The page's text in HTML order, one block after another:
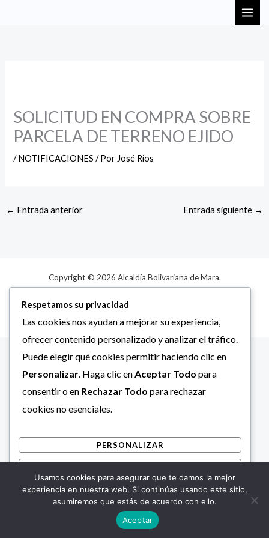
SOLICITUD EN COMPRA SOBRE
PARCELA DE TERRENO EJIDO
/NOTIFICACIONES / Por José Rios
← Entrada anterior Entrada siguiente →
Copyright © 2026 Alcaldía Bolivariana de Mara.
Respetamos su privacidad
Las cookies nos ayudan a mejorar su experiencia,
ofrecer contenido personalizado y analizar el tráfico.
Puede elegir qué cookies permitir haciendo clic en
Personalizar. Haga clic enAceptar Todo para
consentir o en Rechazar Todo para rechazar
cookies no esenciales.
PERSONALIZAR
ACEPTAR TODO
Desarrollado por
Usamos cookies para asegurar que te damos la mejor
experiencia en nuestra web. Si continúas usando este sitio,
asumiremos que estás de acuerdo con ello.
Aceptar